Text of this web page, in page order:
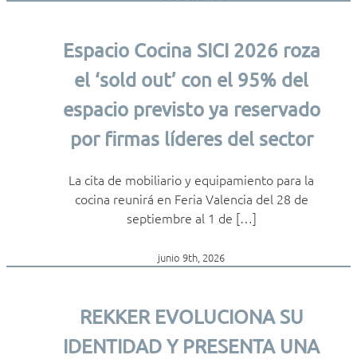
Espacio Cocina SICI 2026 roza
el ‘sold out’ con el 95% del
espacio previsto ya reservado
por firmas líderes del sector
La cita de mobiliario y equipamiento para la
cocina reunirá en Feria Valencia del 28 de
septiembre al 1 de […]
junio 9th, 2026
REKKER EVOLUCIONA SU
IDENTIDAD Y PRESENTA UNA